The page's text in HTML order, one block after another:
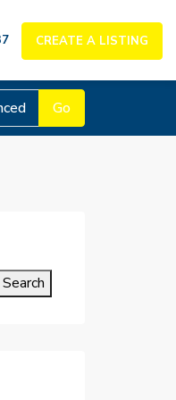
CREATE A LISTING
Go
Search